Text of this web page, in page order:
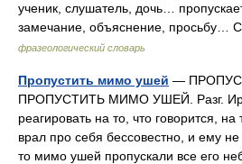
ученик, слушатель, дочь…
замечание, объяснение,
фразеологический словарь
Пропустить мимо ушей —
ПРОПУСТИТЬ МИМО УШЕЙ. Разг.
реагировать на то, что говорится, на
врал про себя бессовестно, и ему
то мимо ушей пропускали все его